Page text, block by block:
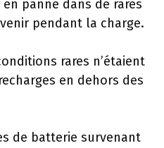
panne dans de rares
pendant la charge.
rares n’étaient
en dehors des
de batterie survenant